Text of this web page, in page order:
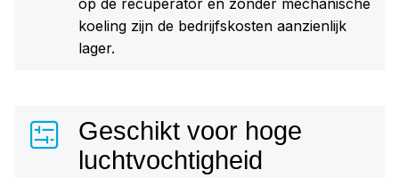
op de recuperator en zonder mechanische
koeling zijn de bedrijfskosten aanzienlijk
lager.
Geschikt voor hoge
luchtvochtigheid